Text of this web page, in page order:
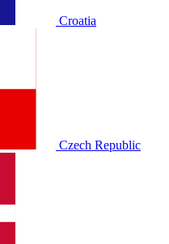
Croatia
Czech Republic